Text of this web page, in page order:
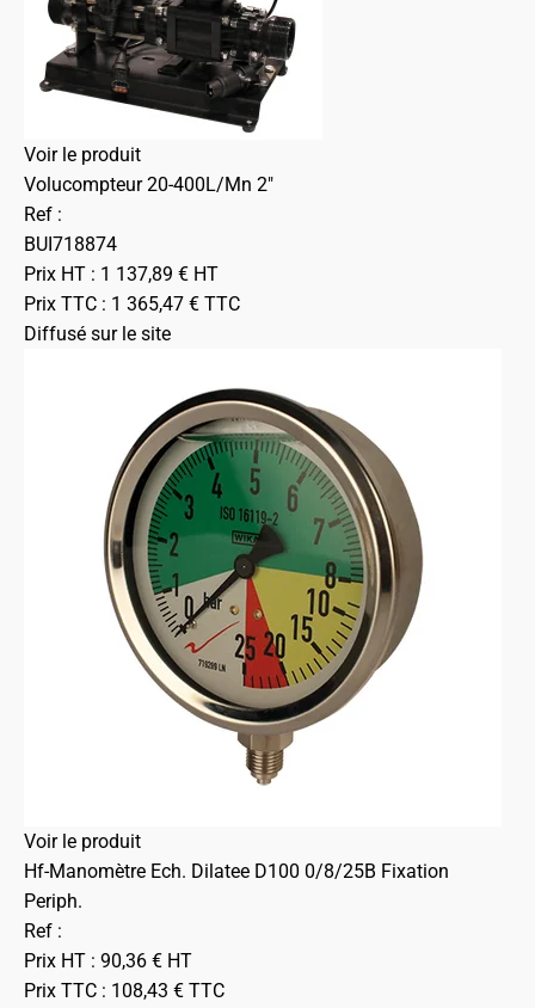
Voir le produit
Volucompteur 20-400L/Mn 2"
Ref :
BUI718874
Prix HT : 1 137,89 € HT
Prix TTC : 1 365,47 € TTC
Diffusé sur le site
Voir le produit
Hf-Manomètre Ech. Dilatee D100 0/8/25B Fixation
Periph.
Ref :
Prix HT : 90,36 € HT
Prix TTC : 108,43 € TTC